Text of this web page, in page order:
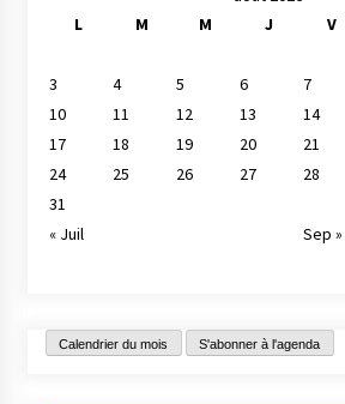
L
M M J V
3
4 5 6 7
10
11 12 13 14
17
18 19 20 21
24
25 26 27 28
31
« Juil
Sep »
Calendrier du mois S'abonner à l'agenda